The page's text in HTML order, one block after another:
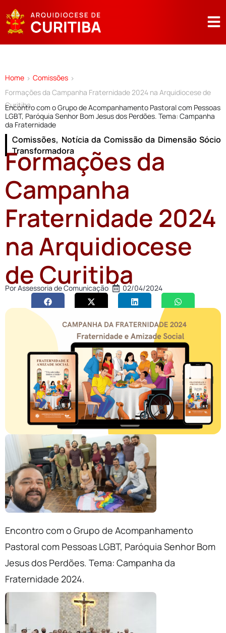
Home > Comissões >
Formações da Campanha Fraternidade 2024 na Arquidiocese de
Curitiba
Encontro com o Grupo de Acompanhamento Pastoral com Pessoas
LGBT, Paróquia Senhor Bom Jesus dos Perdões. Tema: Campanha
da Fraternidade
Comissões, Notícia da Comissão da Dimensão Sócio
Transformadora
Formações da
Campanha
Fraternidade 2024
na Arquidiocese
de Curitiba
PorAssessoria de Comunicação 02/04/2024
Encontro com o Grupo de Acompanhamento
Pastoral com Pessoas LGBT, Paróquia Senhor Bom
Jesus dos Perdões. Tema: Campanha da
Fraternidade 2024.